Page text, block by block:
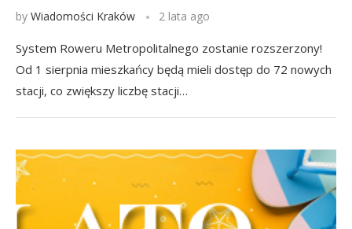
by Wiadomości Kraków 2 lata ago
System Roweru Metropolitalnego zostanie rozszerzony!
Od 1 sierpnia mieszkańcy będą mieli dostęp do 72 nowych
stacji, co zwiększy liczbę stacji…